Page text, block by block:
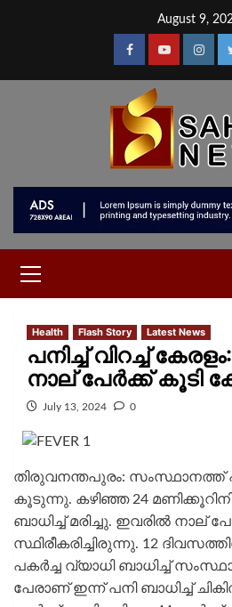
August 9,
Health Flash Story Latest News
പനിച്ച് വിറച്ച്
നാല് പേർക്ക് കൂടി
July 13, 2024 0
തിരുവനന്തപുരം:
കൂടുന്നു. കഴിഞ്ഞ 24
ബാധിച്ച് മരിച്ചു. ഇവരിൽ നാല്
സ്ഥിരീകരിച്ചിരുന്നു. 12
പകർച്ച വ്യാധി ബാധിച്ച്
പേരാണ് ഇന്ന് പനി ബാധിച്ച്